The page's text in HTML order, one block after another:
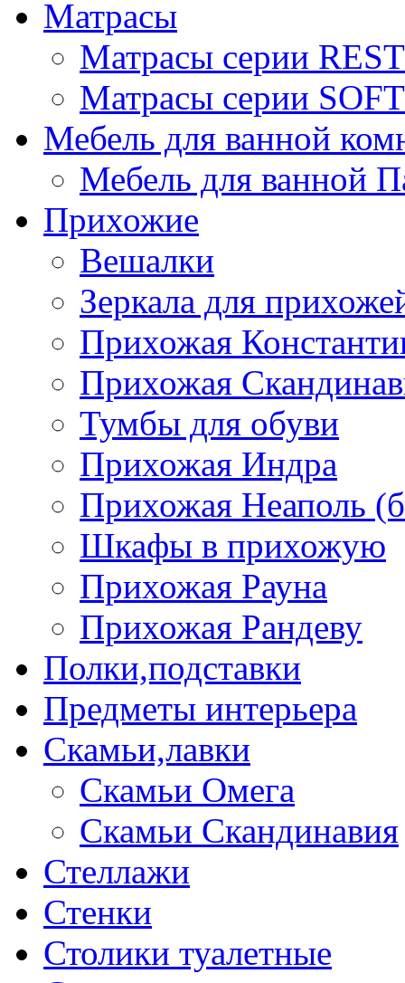
Матрасы
Матрасы серии REST
Матрасы серии SOFT
Мебель для ванной
Мебель для ванной
Прихожие
Вешалки
Зеркала для
Прихожая
Прихожая
Тумбы для обуви
Прихожая Индра
Прихожая Неаполь
Шкафы в прихожую
Прихожая Рауна
Прихожая Рандеву
Полки,подставки
Предметы интерьера
Скамьи,лавки
Скамьи Омега
Скамьи Скандинавия
Стеллажи
Стенки
Столики туалетные